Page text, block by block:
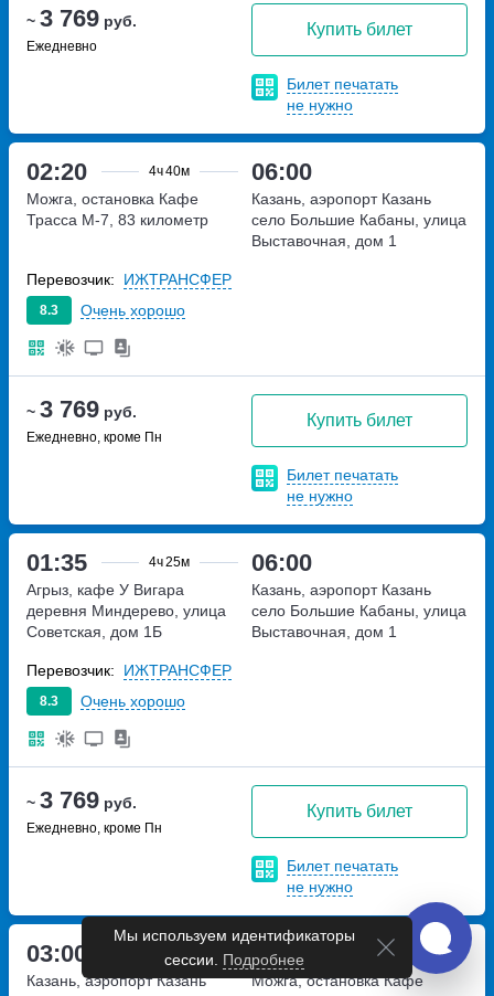
~ 3 769 руб.
Ежедневно
Купить билет
Билет печатать
не нужно
02:20 4ч40м 06:00
~ 3 769 руб.
Ежедневно, кроме Пн
Купить билет
Билет печатать
не нужно
Можга, остановка Кафе
Трасса М-7, 83 километр
Казань, аэропорт Казань
село Большие Кабаны, улица
Выставочная, дом 1
8.3 Очень хорошо
Перевозчик: ИЖТРАНСФЕР
01:35 4ч25м 06:00
~ 3 769 руб.
Ежедневно, кроме Пн
Купить билет
Билет печатать
не нужно
Агрыз, кафе У Вигара
деревня Миндерево, улица
Советская, дом 1Б
Казань, аэропорт Казань
село Большие Кабаны, улица
Выставочная, дом 1
8.3 Очень хорошо
Перевозчик: ИЖТРАНСФЕР
03:00 09:15
Казань, аэропорт Казань
Можга, остановка Кафе
Мы используем идентификаторы
сессии. Подробнее